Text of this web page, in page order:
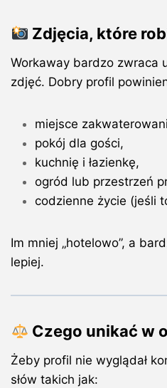
Zdjęcia, które
Workaway bardzo zwraca
zdjęć. Dobry profil
miejsce
pokój dla gości,
kuchnię i łazienkę,
ogród lub przestrzeń
codzienne życie (jeśli
Im mniej „hotelowo”, a
lepiej.
Czego unikać w
Żeby profil nie wyglądał
słów takich jak: